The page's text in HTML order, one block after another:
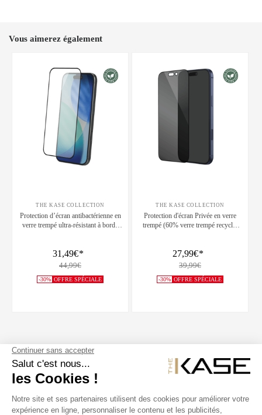
Vous aimerez également
THE KASE COLLECTION
Protection d’écran antibactérienne en
verre trempé ultra-résistant à bords
31,49€*
44,99€
-30% OFFRE SPÉCIALE
THE KASE COLLECTION
Protection d'écran Privée en verre
trempé (60% verre trempé recyclé)
27,99€*
39,99€
-30% OFFRE SPÉCIALE